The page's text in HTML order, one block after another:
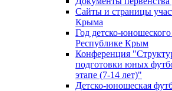
Сайты и страницы
Крыма
Год детско-
Республике Крым
Конференция
подготовки юных
этапе (7-14 лет)"
Детско-юношеская